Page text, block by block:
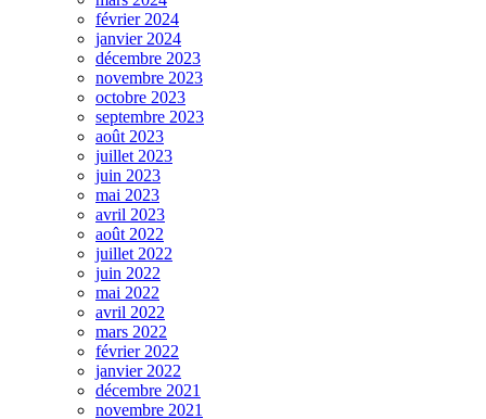
février 2024
janvier 2024
décembre 2023
novembre 2023
octobre 2023
septembre 2023
août 2023
juillet 2023
juin 2023
mai 2023
avril 2023
août 2022
juillet 2022
juin 2022
mai 2022
avril 2022
mars 2022
février 2022
janvier 2022
décembre 2021
novembre 2021